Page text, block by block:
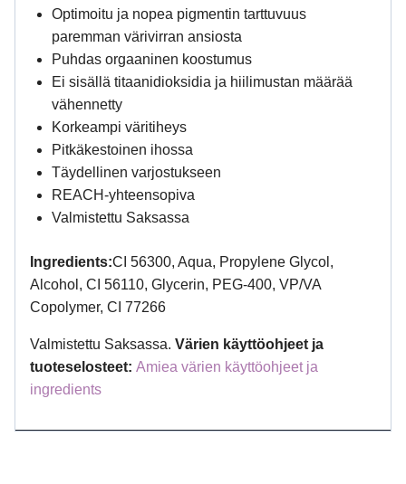
Optimoitu ja nopea pigmentin tarttuvuus
paremman värivirran ansiosta
Puhdas orgaaninen koostumus
Ei sisällä titaanidioksidia ja hiilimustan määrää
vähennetty
Korkeampi väritiheys
Pitkäkestoinen ihossa
Täydellinen varjostukseen
REACH-yhteensopiva
Valmistettu Saksassa
Ingredients:CI 56300, Aqua, Propylene Glycol,
Alcohol, CI 56110, Glycerin, PEG-400, VP/VA
Copolymer, CI 77266
Valmistettu Saksassa. Värien käyttöohjeet ja
tuoteselosteet: Amiea värien käyttöohjeet ja
ingredients